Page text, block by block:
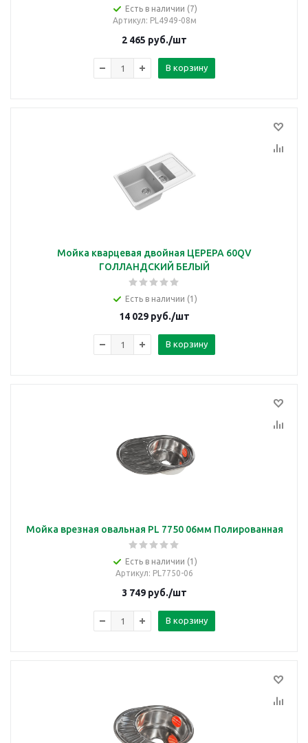
Есть в наличии (7)
Артикул: PL4949-08м
2 465 руб./шт
В корзину
Мойка кварцевая двойная ЦЕРЕРА 60QV
ГОЛЛАНДСКИЙ БЕЛЫЙ
Есть в наличии (1)
14 029 руб./шт
В корзину
Мойка врезная овальная PL 7750 06мм Полированная
Есть в наличии (1)
Артикул: PL7750-06
3 749 руб./шт
В корзину